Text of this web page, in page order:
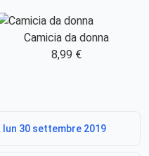
Camicia da donna
8,99 €
30 settembre 2019